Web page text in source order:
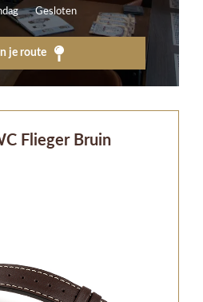
Gesloten
je route
Flieger Bruin